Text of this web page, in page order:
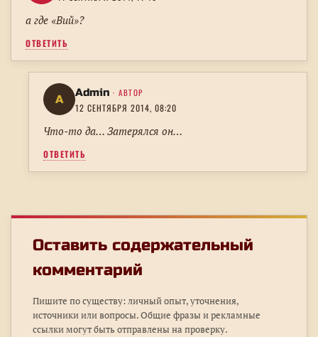
а где «Вий»?
ОТВЕТИТЬ
A Admin · АВТОР
12 СЕНТЯБРЯ 2014, 08:20
Что-то да… Затерялся он…
ОТВЕТИТЬ
Оставить содержательный
комментарий
Пишите по существу: личный опыт, уточнения,
источники или вопросы. Общие фразы и рекламные
ссылки могут быть отправлены на проверку.